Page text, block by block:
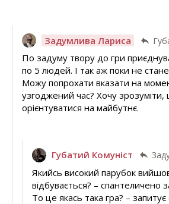
Задумлива Лариса
По задуму твору до гри
по 5 людей. І так аж поки не
Можу попрохати вказати на
узгоджений час? Хочу
орієнтуватися на майбутнє.
Губатий Комуніст
Якийсь високий парубок
відбувається? – спантеличено
То це якась така гра? – запитує